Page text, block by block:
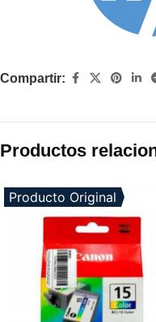
Compartir:
Productos
Producto Original